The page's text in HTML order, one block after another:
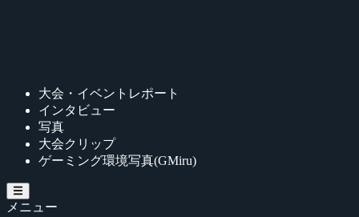
大会・イベントレポート
インタビュー
写真
大会クリップ
ゲーミング環境写真(GMiru)
メニュー